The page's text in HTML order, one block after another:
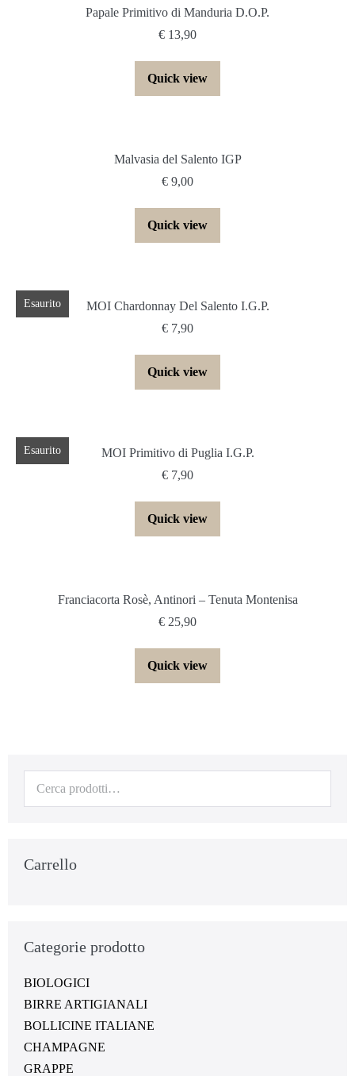
Papale Primitivo di Manduria D.O.P.
€ 13,90
Quick view
Malvasia del Salento IGP
€ 9,00
Quick view
Esaurito
MOI Chardonnay Del Salento I.G.P.
€ 7,90
Quick view
Esaurito
MOI Primitivo di Puglia I.G.P.
€ 7,90
Quick view
Franciacorta Rosè, Antinori – Tenuta Montenisa
€ 25,90
Quick view
Carrello
Categorie prodotto
BIOLOGICI
BIRRE ARTIGIANALI
BOLLICINE ITALIANE
CHAMPAGNE
GRAPPE